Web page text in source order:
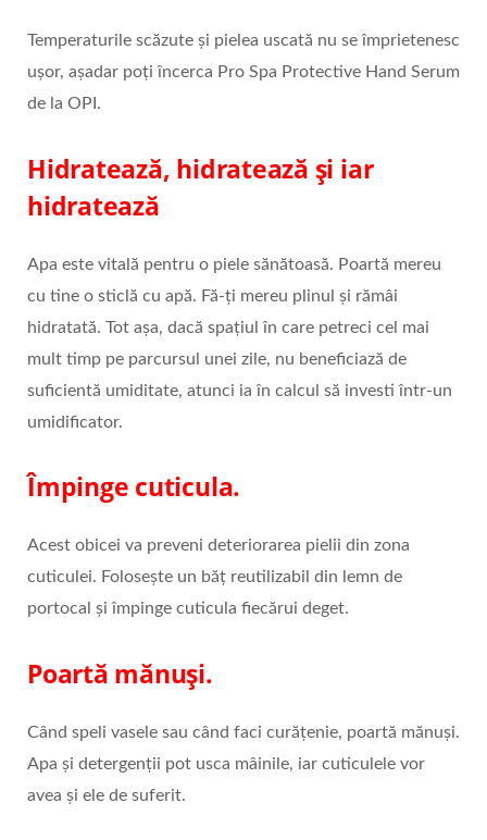
Temperaturile scăzute și pielea uscată nu se împrietenesc
ușor, așadar poți încerca Pro Spa Protective Hand Serum
de la OPI.
Hidratează, hidratează și iar
hidratează
Apa este vitală pentru o piele sănătoasă. Poartă mereu
cu tine o sticlă cu apă. Fă-ți mereu plinul și rămâi
hidratată. Tot așa, dacă spațiul în care petreci cel mai
mult timp pe parcursul unei zile, nu beneficiază de
suficientă umiditate, atunci ia în calcul să investi într-un
umidificator.
Împinge cuticula.
Acest obicei va preveni deteriorarea pielii din zona
cuticulei. Folosește un băț reutilizabil din lemn de
portocal și împinge cuticula fiecărui deget.
Poartă mănuși.
Când speli vasele sau când faci curățenie, poartă mănuși.
Apa și detergenții pot usca mâinile, iar cuticulele vor
avea și ele de suferit.